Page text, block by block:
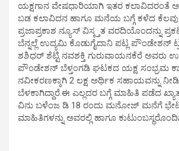
ಯಕ್ಷಗಾನ ವೇಷಧಾರಿಯಾಗಿ ಇತರ ಕಲಾವಿದರಂತೆ
ಬಡ ಕಲಾವಿದನ ಹಾಗೂ ಮನೆಯ ಬಗ್ಗೆ ಕಳೆದ
ಪ್ರಜಾಪ್ರಕಾಶ ನ್ಯೂಸ್ ವಿಸ್ಕ್ತತ ವರದಿಯೊಂದನ್ನು
ಬೆನ್ನಲ್ಲೆ ಉದ್ಯಮಿ ಕೊಡುಗೈದಾನಿ ಪಟ್ಲ ಪೌಂಡೇಶನ್
ಶಶಿಧರ್ ಶೆಟ್ಟಿ ನವಶಕ್ತಿ ಗುರುವಾಯನಕೆರೆ ಅವರು
ಪೌಂಡೇಶನ್ ಬೆಳ್ತಂಗಡಿ ಘಟಕದ ಯಕ್ಷ ಸಂಭ್ರಮ
ನವೀಕರಣಕ್ಕಾಗಿ 2 ಲಕ್ಷ ಅರ್ಥಿಕ ಸಹಾಯವನ್ನು
ಬೆಳಕಾಗಿದ್ದಾರೆ.ಈ ಎಲ್ಲದರ ಬಗ್ಗೆ ಮಾಹಿತಿ ಪಡೆದ
ವಿನು ಬಳೆಂಜ ಡಿ 18 ರಂದು ಮನೋಜ್ ಮನೆಗೆ
ಮಾಹಿತಿಗಳನ್ನು ಅವರಲ್ಲಿ ಹಾಗೂ